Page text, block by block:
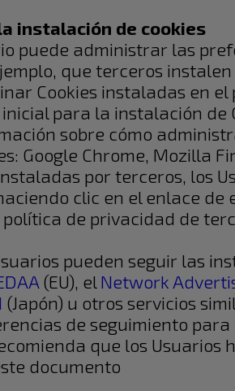
instalación de cookies​
puede administrar las
que terceros instalen
Cookies instaladas en el
para la instalación de
sobre cómo
Google Chrome, Mozilla
por terceros, los
clic en el enlace de
de privacidad de
pueden seguir las
(EU), el Network
(Japón) u otros servicios
de seguimiento
que los Usuarios
documento